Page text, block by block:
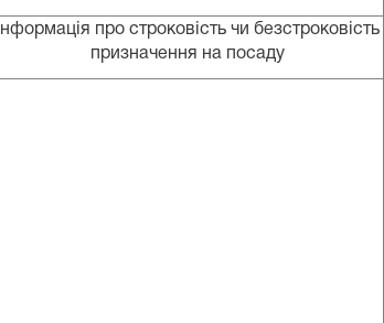
Інформація про строковість чи безстроковість
призначення на посаду